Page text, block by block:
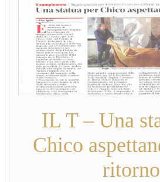
IL T – Una
Chico
ritorno